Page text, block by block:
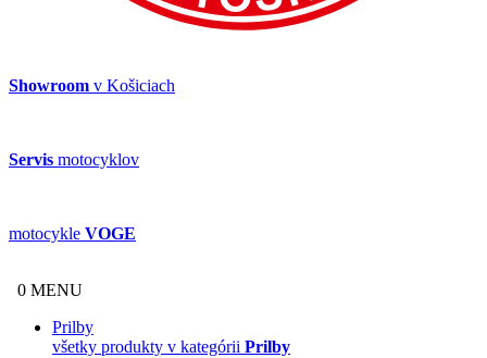
Showroom v Košiciach
Servis motocyklov
motocykle VOGE
0 MENU
Prilby
všetky produkty v kategórii Prilby